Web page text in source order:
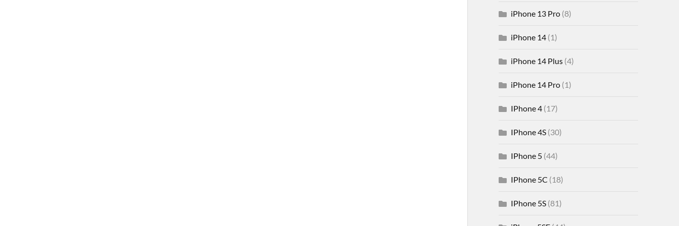
iPhone 13 Pro(8)
iPhone 14(1)
iPhone 14 Plus(4)
iPhone 14 Pro(1)
IPhone 4(17)
IPhone 4S(30)
IPhone 5(44)
IPhone 5C (18)
IPhone 5S(81)